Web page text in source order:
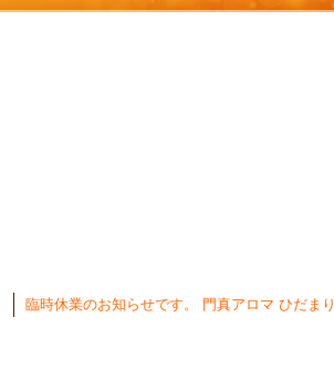
臨時休業のお知らせです。 門真アロマ ひだまり